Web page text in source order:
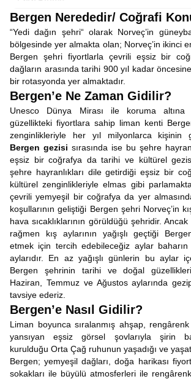
Bergen Nerededir/ Coğrafi
“Yedi dağın şehri“ olarak Norveç’in
bölgesinde yer almakta olan; Norveç’in ikinci
Bergen şehri fiyortlarla çevrili eşsiz bir
dağların arasında tarihi 900 yıl kadar
bir rotasyonda yer almaktadır.
Bergen’e Ne Zaman Gidilir?
Unesco Dünya Mirası ile koruma altına
güzellikteki fiyortlara sahip liman kenti
zenginlikleriyle her yıl milyonlarca kişinin
Bergen gezisi sırasında ise bu şehre
eşsiz bir coğrafya da tarihi ve kültürel
şehre hayranlıkları dile getirdiği eşsiz bir
kültürel zenginlikleriyle elmas gibi
çevrili yemyeşil bir coğrafya da yer
koşullarının geliştiği Bergen şehri Norveç’in
hava sıcaklıklarının görüldüğü şehridir. Ancak
rağmen kış aylarının yağışlı geçtiği
etmek için tercih edebileceğiz aylar
aylarıdır. En az yağışlı günlerin bu aylar
Bergen şehrinin tarihi ve doğal
Haziran, Temmuz ve Ağustos aylarında
tavsiye ederiz.
Bergen’e Nasıl Gidilir?
Liman boyunca sıralanmış ahşap,
yansıyan eşsiz görsel şovlarıyla şirin
kurulduğu Orta Çağ ruhunun yaşadığı ve
Bergen; yemyeşil dağları, doğa harikası
sokakları ile büyülü atmosferleri ile